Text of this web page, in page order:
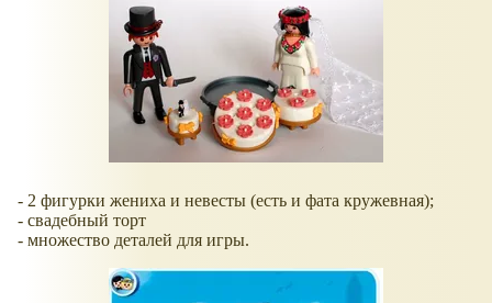
- 2 фигурки жениха и невесты (есть и фата кружевная);
- свадебный торт
- множество деталей для игры.